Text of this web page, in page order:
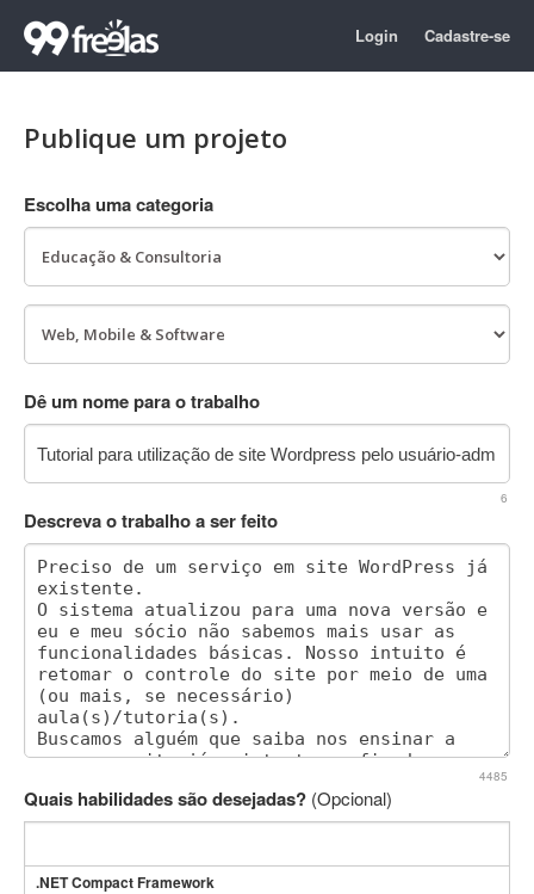
Login Cadastre-se
Publique um projeto
Escolha uma categoria
Dê um nome para o trabalho
6
Descreva o trabalho a ser feito
4485
Quais habilidades são desejadas? (Opcional)
.NET Compact Framework